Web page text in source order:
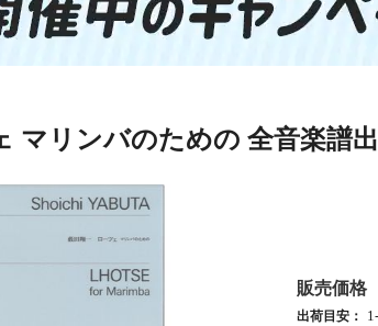
マリンバのための 全音楽譜
販売価格
出荷目安：